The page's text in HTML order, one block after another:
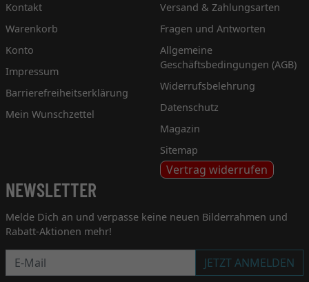
Kontakt
Warenkorb
Konto
Impressum
Barrierefreiheitserklärung
Mein Wunschzettel
Versand & Zahlungsarten
Fragen und Antworten
Allgemeine
Geschäftsbedingungen (AGB)
Widerrufsbelehrung
Datenschutz
Magazin
Sitemap
Vertrag widerrufen
NEWSLETTER
Melde Dich an und verpasse keine neuen Bilderrahmen und
Rabatt-Aktionen mehr!
Newsletter
JETZT ANMELDEN